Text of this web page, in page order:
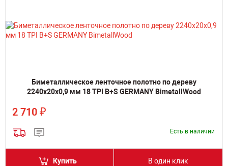
Биметаллическое ленточное полотно по дереву
2240х20х0,9 мм 18 TPI B+S GERMANY BimetallWood
2 710 ₽
Есть в наличии
Купить В один клик